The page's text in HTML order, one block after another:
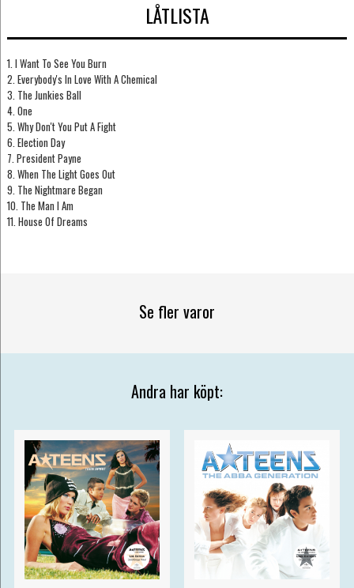
LÅTLISTA
1. I Want To See You Burn
2. Everybody's In Love With A Chemical
3. The Junkies Ball
4. One
5. Why Don't You Put A Fight
6. Election Day
7. President Payne
8. When The Light Goes Out
9. The Nightmare Began
10. The Man I Am
11. House Of Dreams
Se fler varor
Andra har köpt: